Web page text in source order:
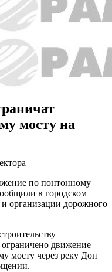
мосту на
по понтонному
в городском
организации дорожного
ограничено движение
мосту через реку Дон